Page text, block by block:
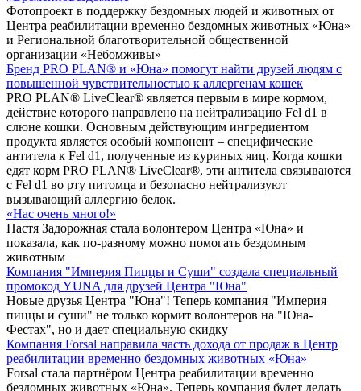
Фотопроект в поддержку бездомных людей и животных от
Центра реабилитации временно бездомных животных «Юна»
и Региональной благотворительной общественной
организации «Небомживы»
Бренд PRO PLAN® и «Юна» помогут найти друзей людям с
повышенной чувствительностью к аллергенам кошек
PRO PLAN® LiveClear® является первым в мире кормом,
действие которого направлено на нейтрализацию Fel d1 в
слюне кошки. Основным действующим ингредиентом
продукта является особый компонент – специфические
антитела к Fel d1, полученные из куриных яиц. Когда кошки
едят корм PRO PLAN® LiveClear®, эти антитела связываются
с Fel d1 во рту питомца и безопасно нейтрализуют
вызывающий аллергию белок.
«Нас очень много!»
Настя Задорожная стала волонтером Центра «Юна» и
показала, как по-разному можно помогать бездомным
животным
Компания "Империя Пиццы и Суши" создала специальный
промокод YUNA для друзей Центра "Юна"
Новые друзья Центра "Юна"! Теперь компания "Империя
пиццы и суши" не только кормит волонтеров на "Юна-
Фестах", но и дает специальную скидку
Компания Forsal направила часть дохода от продаж в Центр
реабилитации временно бездомных животных «Юна»
Forsal стала партнёром Центра реабилитации временно
бездомных животных «Юна». Теперь компания будет делать